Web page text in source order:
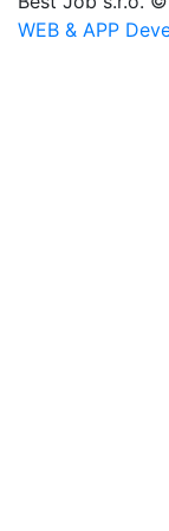
WEB & APP